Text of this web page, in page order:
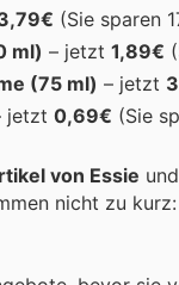
(Sie sparen
ml) – jetzt 1,89€
(75 ml) – jetzt
jetzt 0,69€ (Sie
von Essie und
nicht zu